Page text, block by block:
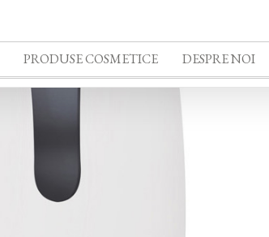
PRODUSE COSMETICE DESPRE NOI